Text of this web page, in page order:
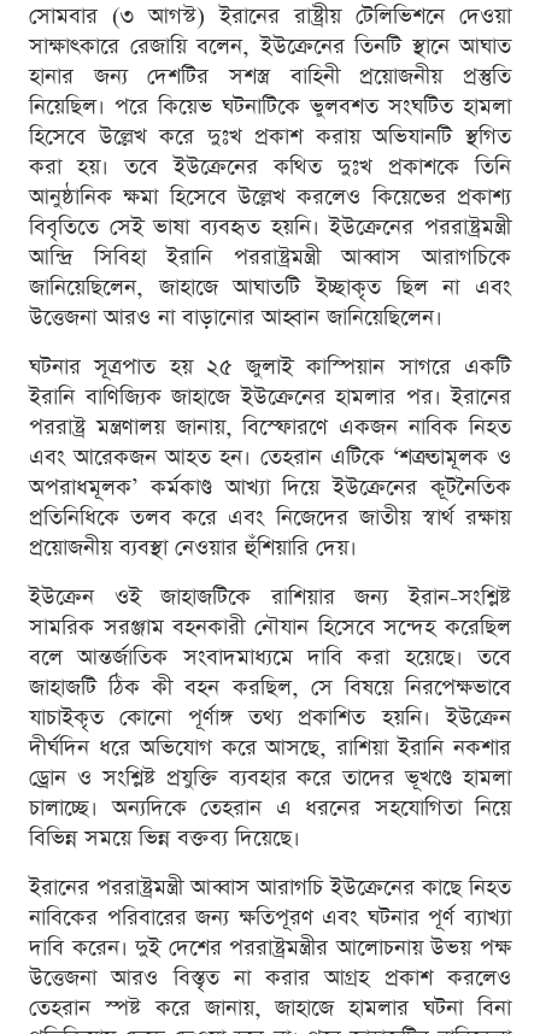
সোমবার (৩ আগস্ট) ইরানের রাষ্ট্রীয় টেলিভিশনে দেওয়া
সাক্ষাৎকারে রেজায়ি বলেন, ইউক্রেনের তিনটি স্থানে আঘাত
হানার জন্য দেশটির সশস্ত্র বাহিনী প্রয়োজনীয় প্রস্তুতি
নিয়েছিল। পরে কিয়েভ ঘটনাটিকে ভুলবশত সংঘটিত হামলা
হিসেবে উল্লেখ করে দুঃখ প্রকাশ করায় অভিযানটি স্থগিত
করা হয়। তবে ইউক্রেনের কথিত দুঃখ প্রকাশকে তিনি
আনুষ্ঠানিক ক্ষমা হিসেবে উল্লেখ করলেও কিয়েভের প্রকাশ্য
বিবৃতিতে সেই ভাষা ব্যবহৃত হয়নি। ইউক্রেনের পররাষ্ট্রমন্ত্রী
আন্দ্রি সিবিহা ইরানি পররাষ্ট্রমন্ত্রী আব্বাস আরাগচিকে
জানিয়েছিলেন, জাহাজে আঘাতটি ইচ্ছাকৃত ছিল না এবং
উত্তেজনা আরও না বাড়ানোর আহ্বান জানিয়েছিলেন।
ঘটনার সূত্রপাত হয় ২৫ জুলাই কাস্পিয়ান সাগরে একটি
ইরানি বাণিজ্যিক জাহাজে ইউক্রেনের হামলার পর। ইরানের
পররাষ্ট্র মন্ত্রণালয় জানায়, বিস্ফোরণে একজন নাবিক নিহত
এবং আরেকজন আহত হন। তেহরান এটিকে ‘শত্রুতামূলক ও
অপরাধমূলক’ কর্মকাণ্ড আখ্যা দিয়ে ইউক্রেনের কূটনৈতিক
প্রতিনিধিকে তলব করে এবং নিজেদের জাতীয় স্বার্থ রক্ষায়
প্রয়োজনীয় ব্যবস্থা নেওয়ার হুঁশিয়ারি দেয়।
ইউক্রেন ওই জাহাজটিকে রাশিয়ার জন্য ইরান-সংশ্লিষ্ট
সামরিক সরঞ্জাম বহনকারী নৌযান হিসেবে সন্দেহ করেছিল
বলে আন্তর্জাতিক সংবাদমাধ্যমে দাবি করা হয়েছে। তবে
জাহাজটি ঠিক কী বহন করছিল, সে বিষয়ে নিরপেক্ষভাবে
যাচাইকৃত কোনো পূর্ণাঙ্গ তথ্য প্রকাশিত হয়নি। ইউক্রেন
দীর্ঘদিন ধরে অভিযোগ করে আসছে, রাশিয়া ইরানি নকশার
ড্রোন ও সংশ্লিষ্ট প্রযুক্তি ব্যবহার করে তাদের ভূখণ্ডে হামলা
চালাচ্ছে। অন্যদিকে তেহরান এ ধরনের সহযোগিতা নিয়ে
বিভিন্ন সময়ে ভিন্ন বক্তব্য দিয়েছে।
ইরানের পররাষ্ট্রমন্ত্রী আব্বাস আরাগচি ইউক্রেনের কাছে নিহত
নাবিকের পরিবারের জন্য ক্ষতিপূরণ এবং ঘটনার পূর্ণ ব্যাখ্যা
দাবি করেন। দুই দেশের পররাষ্ট্রমন্ত্রীর আলোচনায় উভয় পক্ষ
উত্তেজনা আরও বিস্তৃত না করার আগ্রহ প্রকাশ করলেও
তেহরান স্পষ্ট করে জানায়, জাহাজে হামলার ঘটনা বিনা